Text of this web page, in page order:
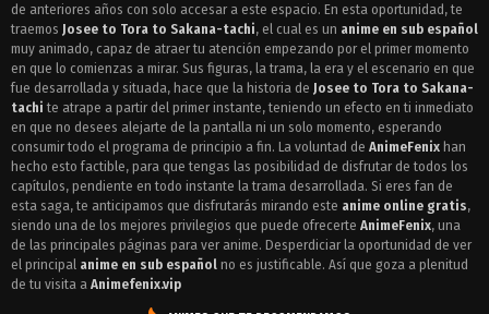
de anteriores años con solo accesar a este espacio. En esta oportunidad, te
traemos Josee to Tora to Sakana-tachi, el cual es un anime en sub español
muy animado, capaz de atraer tu atención empezando por el primer momento
en que lo comienzas a mirar. Sus figuras, la trama, la era y el escenario en que
fue desarrollada y situada, hace que la historia de Josee to Tora to Sakana-
tachi te atrape a partir del primer instante, teniendo un efecto en ti inmediato
en que no desees alejarte de la pantalla ni un solo momento, esperando
consumir todo el programa de principio a fin. La voluntad de AnimeFenix han
hecho esto factible, para que tengas las posibilidad de disfrutar de todos los
capítulos, pendiente en todo instante la trama desarrollada. Si eres fan de
esta saga, te anticipamos que disfrutarás mirando este anime online gratis,
siendo una de los mejores privilegios que puede ofrecerte AnimeFenix, una
de las principales páginas para ver anime. Desperdiciar la oportunidad de ver
el principal anime en sub español no es justificable. Así que goza a plenitud
de tu visita a Animefenix.vip